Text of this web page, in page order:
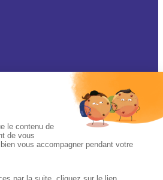
100% sécurisé